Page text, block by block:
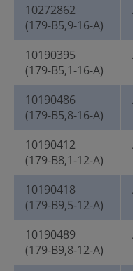
10272862
(179-B5,9-16-A)
10190395
(179-B5,1-16-A)
10190486
(179-B5,8-16-A)
10190412
(179-B8,1-12-A)
10190418
(179-B9,5-12-A)
10190489
(179-B9,8-12-A)